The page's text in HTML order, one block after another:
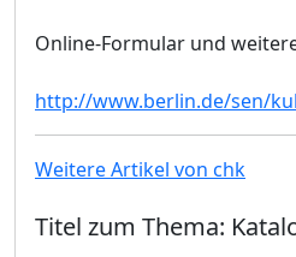
Online-Formular und
http://www.berlin.de/sen/
Weitere Artikel von chk
Titel zum Thema: